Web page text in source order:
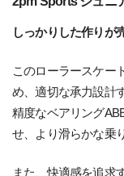
しっかりした作りが
このローラースケー
め、適切な承力設計
精度なベアリング
せ、より滑らかな乗
また、快適感を追求